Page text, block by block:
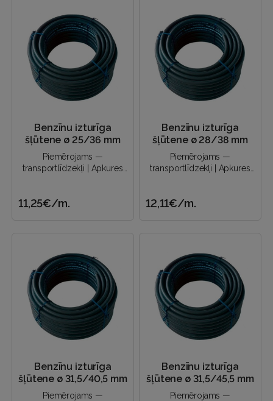
Benzīnu izturīga
šļūtene ø 25/36 mm
Piemērojams —
transportlīdzekļi | Apkures
un a..
11,25€/m.
Benzīnu izturīga
šļūtene ø 28/38 mm
Piemērojams —
transportlīdzekļi | Apkures
un a..
12,11€/m.
Benzīnu izturīga
šļūtene ø 31,5/40,5 mm
Piemērojams —
Benzīnu izturīga
šļūtene ø 31,5/45,5 mm
Piemērojams —